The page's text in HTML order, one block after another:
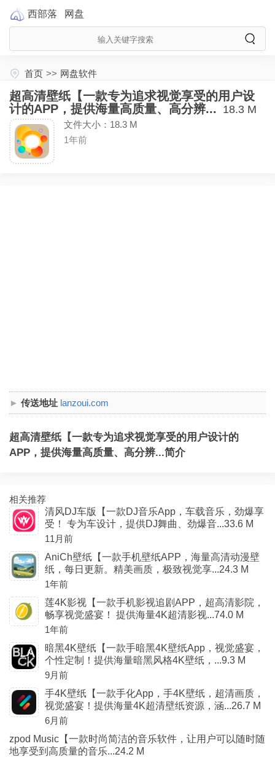
西部落 网盘
首页 >> 网盘软件
超高清壁纸【一款专为追求视觉享受的用户设
计的APP，提供海量高质量、高分辨... 18.3 M
文件大小：18.3 M
1年前
传送地址 lanzoui.com
超高清壁纸【一款专为追求视觉享受的用户设计的
APP，提供海量高质量、高分辨...简介
相关推荐
清风DJ车版【一款DJ音乐App，车载音乐，劲爆享
受！ 专为车设计，提供DJ舞曲、劲爆音...33.6 M
11月前
AniCh壁纸【一款手机壁纸APP，海量高清动漫壁
纸，每日更新。精美画质，极致视觉享...24.3 M
1年前
莲4K影视【一款手机影视追剧APP，超高清影院，
畅享视觉盛宴！ 提供海量4K超清影视...74.0 M
1年前
暗黑4K壁纸【一款手暗黑4K壁纸App，视觉盛宴，
个性定制！提供海量暗黑风格4K壁纸，...9.3 M
9月前
手4K壁纸【一款手化App，手4K壁纸，超清画质，
视觉盛宴！提供海量4K超清壁纸资源，涵...26.7 M
6月前
zpod Music【一款时尚简洁的音乐软件，让用户可以随时随
地享受到高质量的音乐...24.2 M